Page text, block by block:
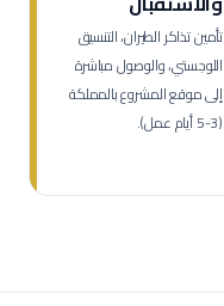
تأمين تذاكر الطيران، التنسيق
اللوجستي، والوصول مباشرة
إلى موقع المشروع بالمملكة
(3-5 أيام عمل).